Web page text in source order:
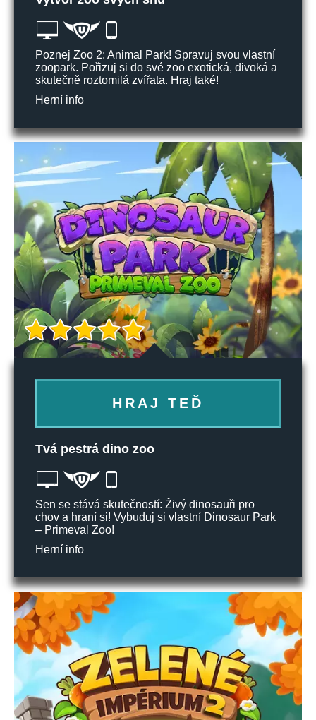
Poznej Zoo 2: Animal Park! Spravuj svou vlastní
zoopark. Pořizuj si do své zoo exotická, divoká a
skutečně roztomilá zvířata. Hraj také!
Herní info
HRAJ TEĎ
Tvá pestrá dino zoo
Sen se stává skutečností: Živý dinosauři pro
chov a hraní si! Vybuduj si vlastní Dinosaur Park
– Primeval Zoo!
Herní info